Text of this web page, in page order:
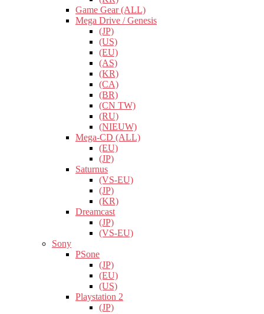
Game Gear (ALL)
Mega Drive / Genesis
(JP)
(US)
(EU)
(AS)
(KR)
(CA)
(BR)
(CN TW)
(RU)
(NIEUW)
Mega-CD (ALL)
(EU)
(JP)
Saturnus
(VS-EU)
(JP)
(KR)
Dreamcast
(JP)
(VS-EU)
Sony
PSone
(JP)
(EU)
(US)
Playstation 2
(JP)